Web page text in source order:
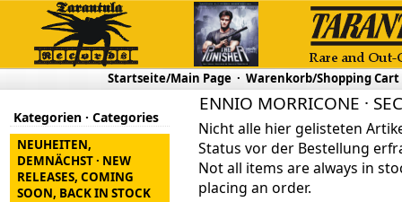
Startseite/Main Page · Warenkorb/Shopping Cart
Kategorien · Categories
NEUHEITEN,
DEMNÄCHST · NEW
RELEASES, COMING
SOON, BACK IN STOCK
ENNIO MORRICONE ·
Nicht alle hier gelisteten
Status vor der Bestellung
Not all items are always in
placing an order.